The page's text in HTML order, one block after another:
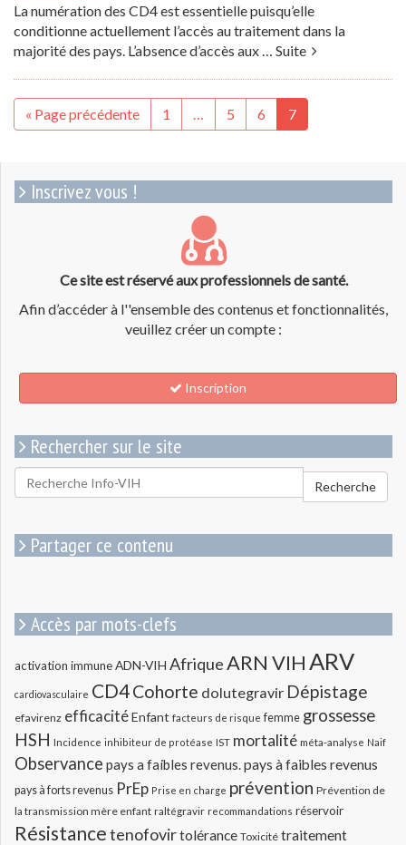
La numération des CD4 est essentielle puisqu’elle
conditionne actuellement l’accès au traitement dans la
majorité des pays. L’absence d’accès aux … Suite
« Page précédente 1 … 5 6 7
Inscrivez vous !
Ce site est réservé aux professionnels de santé.
Afin d’accéder à l''ensemble des contenus et fonctionnalités,
veuillez créer un compte :
Inscription
Rechercher sur le site
Rechercher
pour
Recherche
Partager ce contenu
Accès par mots-clefs
activation immuneADN-VIH AfriqueARN VIHARV
cardiovasculaire CD4Cohorte dolutegravir Dépistage
efavirenz efficacitéEnfant facteurs de risque femme grossesse
HSH Incidence inhibiteur de protéase IST mortalité méta-analyse Naif
Observance pays a faibles revenus.pays à faibles revenus
pays à forts revenus PrEp Prise en charge prévention Prévention de
la transmission mère enfant raltégravir recommandations réservoir
Résistancetenofovirtolérance Toxicité traitement